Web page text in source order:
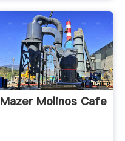
Mazer Molinos Cafe